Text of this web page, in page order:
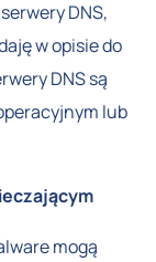
DNS,
w opisie do
DNS są
lub
mogą